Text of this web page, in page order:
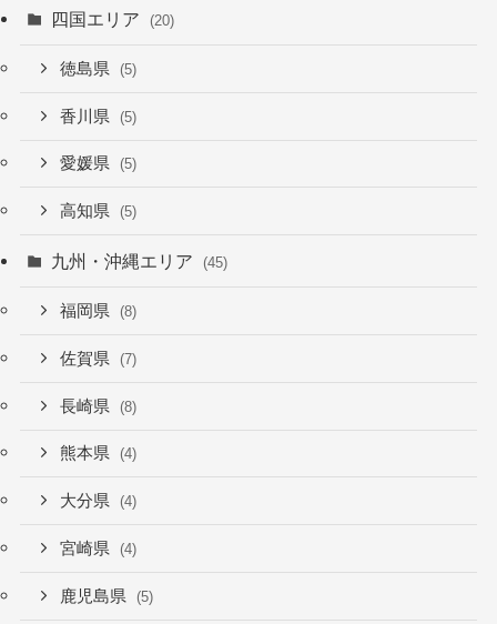
四国エリア (20)
徳島県 (5)
香川県 (5)
愛媛県 (5)
高知県 (5)
九州・沖縄エリア (45)
福岡県 (8)
佐賀県 (7)
長崎県 (8)
熊本県 (4)
大分県 (4)
宮崎県 (4)
鹿児島県 (5)